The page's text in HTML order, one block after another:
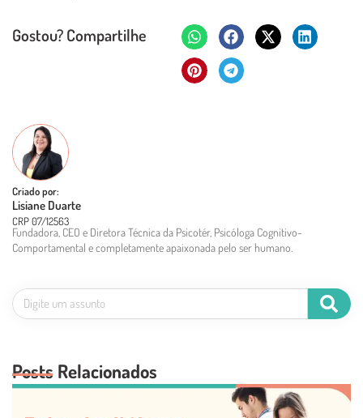
Gostou? Compartilhe
Criado por:
Lisiane Duarte
CRP 07/12563
Fundadora, CEO e Diretora Técnica da Psicotér, Psicóloga Cognitivo-
Comportamental e completamente apaixonada pelo ser humano.
Posts Relacionados